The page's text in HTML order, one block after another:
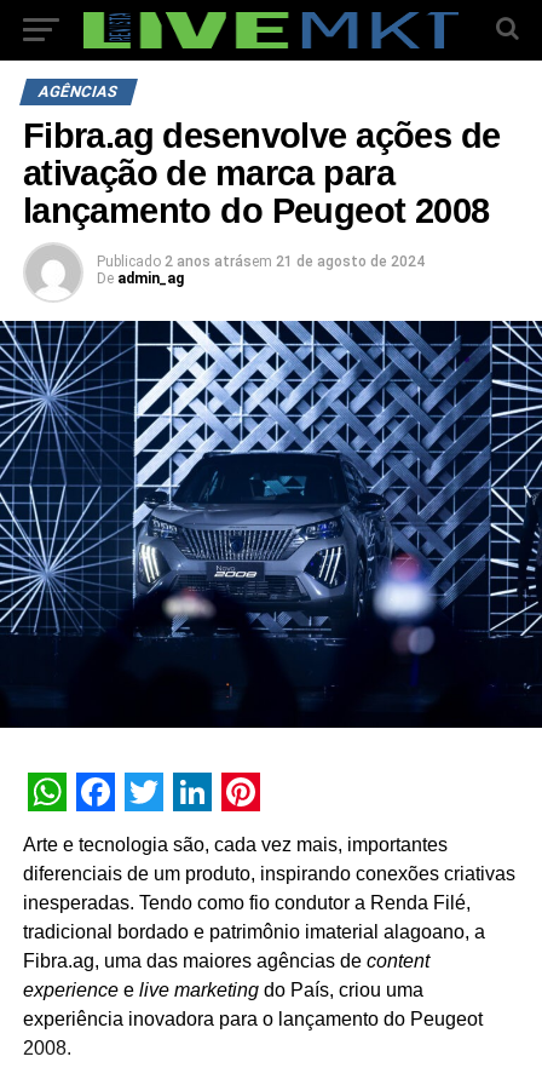
AGÊNCIAS
Fibra.ag desenvolve ações de
ativação de marca para
lançamento do Peugeot 2008
Publicado 2 anos atrásem 21 de agosto de 2024
De admin_ag
WhatsApp
Facebook
Twitter
LinkedIn
Pinterest
Arte e tecnologia são, cada vez mais, importantes
diferenciais de um produto, inspirando conexões criativas
inesperadas. Tendo como fio condutor a Renda Filé,
tradicional bordado e patrimônio imaterial alagoano, a
Fibra.ag, uma das maiores agências de content
experiencee live marketingdo País, criou uma
experiência inovadora para o lançamento do Peugeot
2008.